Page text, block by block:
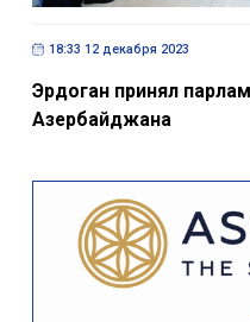
18:33 12 декабря 2023
Эрдоган принял
Азербайджана